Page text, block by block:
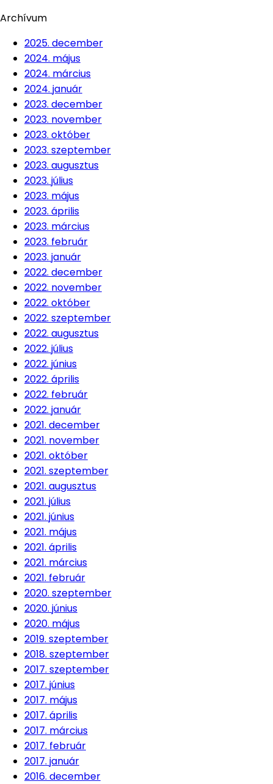
Archívum
2025. december
2024. május
2024. március
2024. január
2023. december
2023. november
2023. október
2023. szeptember
2023. augusztus
2023. július
2023. május
2023. április
2023. március
2023. február
2023. január
2022. december
2022. november
2022. október
2022. szeptember
2022. augusztus
2022. július
2022. június
2022. április
2022. február
2022. január
2021. december
2021. november
2021. október
2021. szeptember
2021. augusztus
2021. július
2021. június
2021. május
2021. április
2021. március
2021. február
2020. szeptember
2020. június
2020. május
2019. szeptember
2018. szeptember
2017. szeptember
2017. június
2017. május
2017. április
2017. március
2017. február
2017. január
2016. december